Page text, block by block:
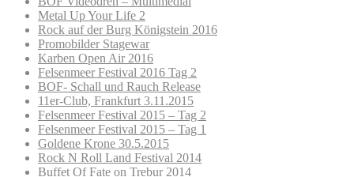
Metal Up Your Life 2
Rock auf der Burg Königstein 2016
Promobilder Stagewar
Karben Open Air 2016
Felsenmeer Festival 2016 Tag 2
BOF- Schall und Rauch Release
11er-Club, Frankfurt 3.11.2015
Felsenmeer Festival 2015 – Tag 2
Felsenmeer Festival 2015 – Tag 1
Goldene Krone 30.5.2015
Rock N Roll Land Festival 2014
Buffet Of Fate on Trebur 2014